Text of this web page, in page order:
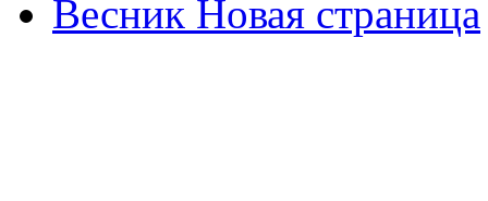
Весник Новая страница